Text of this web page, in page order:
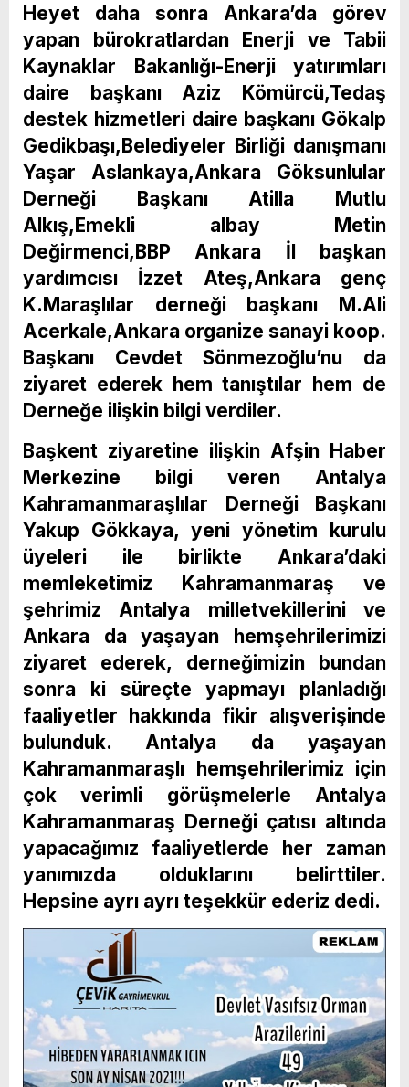
Heyet daha sonra Ankara’da görev
yapan bürokratlardan Enerji ve Tabii
Kaynaklar Bakanlığı-Enerji yatırımları
daire başkanı Aziz Kömürcü,Tedaş
destek hizmetleri daire başkanı Gökalp
Gedikbaşı,Belediyeler Birliği danışmanı
Yaşar Aslankaya,Ankara Göksunlular
Derneği Başkanı Atilla Mutlu
Alkış,Emekli albay Metin
Değirmenci,BBP Ankara İl başkan
yardımcısı İzzet Ateş,Ankara genç
K.Maraşlılar derneği başkanı M.Ali
Acerkale,Ankara organize sanayi koop.
Başkanı Cevdet Sönmezoğlu’nu da
ziyaret ederek hem tanıştılar hem de
Derneğe ilişkin bilgi verdiler.
Başkent ziyaretine ilişkin Afşin Haber
Merkezine bilgi veren Antalya
Kahramanmaraşlılar Derneği Başkanı
Yakup Gökkaya, yeni yönetim kurulu
üyeleri ile birlikte Ankara’daki
memleketimiz Kahramanmaraş ve
şehrimiz Antalya milletvekillerini ve
Ankara da yaşayan hemşehrilerimizi
ziyaret ederek, derneğimizin bundan
sonra ki süreçte yapmayı planladığı
faaliyetler hakkında fikir alışverişinde
bulunduk. Antalya da yaşayan
Kahramanmaraşlı hemşehrilerimiz için
çok verimli görüşmelerle Antalya
Kahramanmaraş Derneği çatısı altında
yapacağımız faaliyetlerde her zaman
yanımızda olduklarını belirttiler.
Hepsine ayrı ayrı teşekkür ederiz dedi.